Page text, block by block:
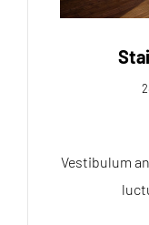
Vestibulum